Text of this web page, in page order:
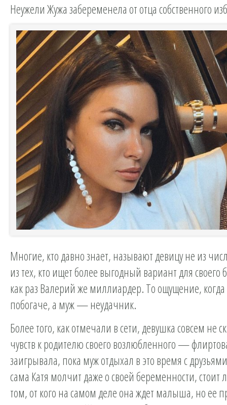
Неужели Жужа забеременела от отца собственного
Многие, кто давно знает, называют девицу не из
из тех, кто ищет более выгодный вариант для своего
как раз Валерий же миллиардер. То ощущение, когда
побогаче, а муж — неудачник.
Более того, как отмечали в сети, девушка совсем не
чувств к родителю своего возлюбленного —
заигрывала, пока муж отдыхал в это время с
сама Катя молчит даже о своей беременности, стоит
том, от кого на самом деле она ждет малыша, но ее